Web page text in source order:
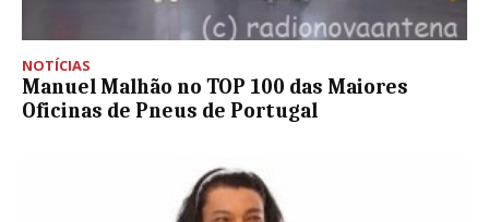
NOTÍCIAS
Manuel Malhão no TOP 100 das Maiores
Oficinas de Pneus de Portugal